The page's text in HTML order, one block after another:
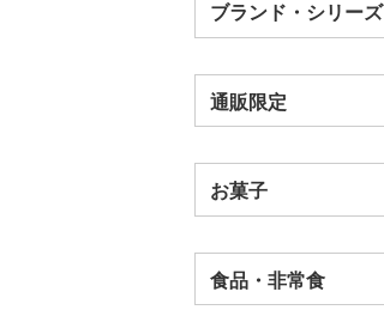
ブランド・シリーズ
通販限定
お菓子
食品・非常食